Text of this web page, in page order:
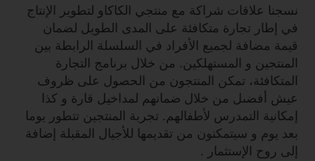
نسجنا علاقات شراكة مع منتجي الكاكاو لتطوير الإنتاج
في إطار تجارة متكافئة على المدى الطويل لضمان
قيمة مضافة لجميع الأفراد في السلسلة الرابطة بين
المنتجين و المستهلكين. من خلال برنامج التجارة
المتكافئة، تمكن المنتجون من الحصول على ظروف
عيش أفضىل من خلال ضمانهم لمداخيل قارة و كذا
إمكانية التمدرس لأطفالهم. تجربة المنتجين تتطور يوما
بعد يوم و سيتمكنون من تقديمها للأجيال المقبلة إضافة
إلى روح الإستثمار .